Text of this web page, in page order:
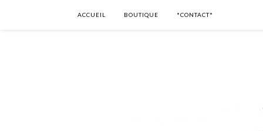
ACCUEIL BOUTIQUE *CONTACT*